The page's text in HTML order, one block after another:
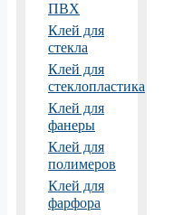
ПВХ
Клей для
стекла
Клей для
стеклопластика
Клей для
фанеры
Клей для
полимеров
Клей для
фарфора